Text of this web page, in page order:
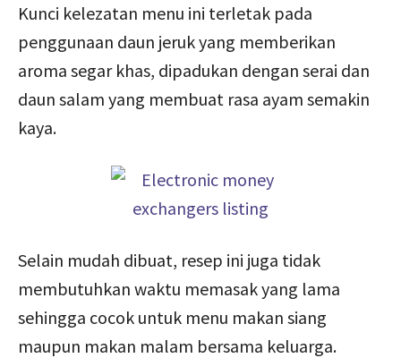
Kunci kelezatan menu ini terletak pada
penggunaan daun jeruk yang memberikan
aroma segar khas, dipadukan dengan serai dan
daun salam yang membuat rasa ayam semakin
kaya.
Selain mudah dibuat, resep ini juga tidak
membutuhkan waktu memasak yang lama
sehingga cocok untuk menu makan siang
maupun makan malam bersama keluarga.